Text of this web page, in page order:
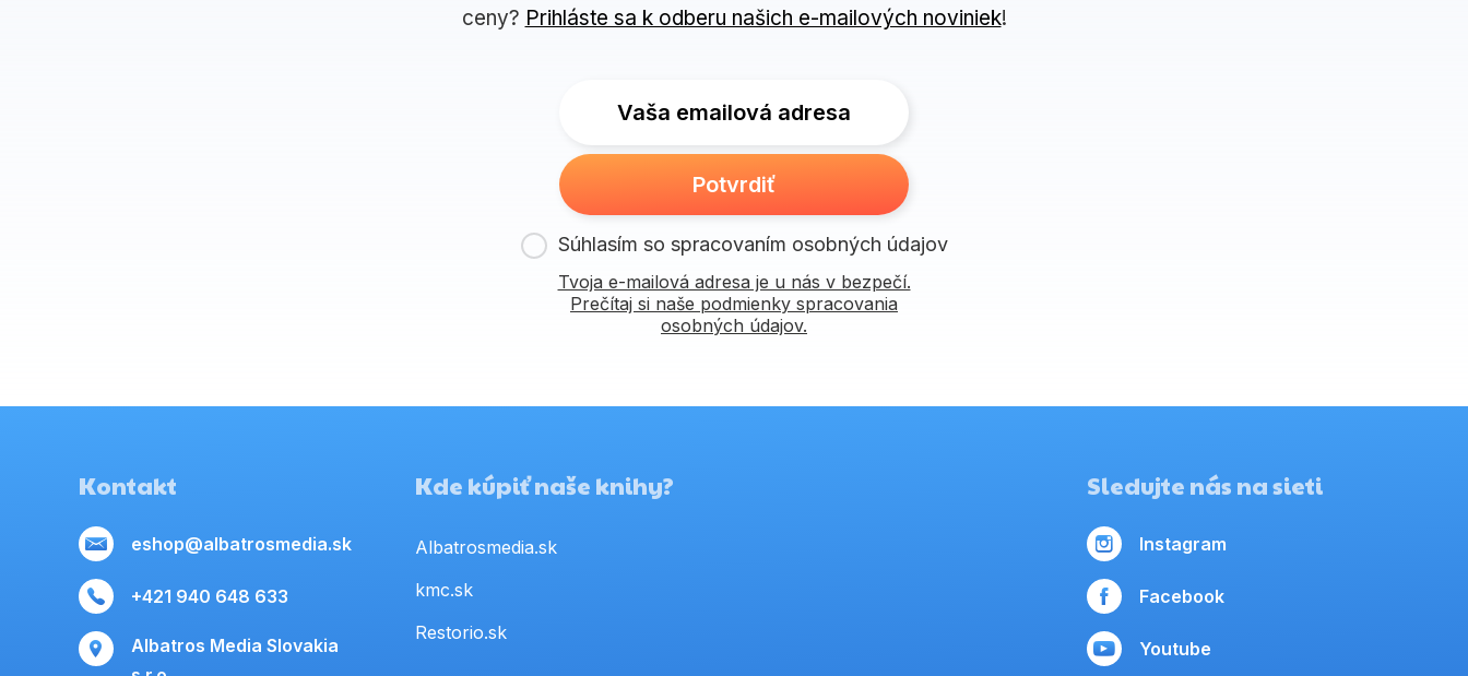
ceny? Prihláste sa k odberu našich e-mailových noviniek!
Vaša emailová adresa
Potvrdiť
Súhlasím so spracovaním osobných údajov
Tvoja e-mailová adresa je u nás v bezpečí.
Prečítaj si naše podmienky spracovania
osobných údajov.
Kontakt
eshop@albatrosmedia.sk
+421 940 648 633
Albatros Media Slovakia
Kde kúpiť naše knihy?
Albatrosmedia.sk
kmc.sk
Restorio.sk
Sledujte nás na sieti
Instagram
Facebook
Youtube